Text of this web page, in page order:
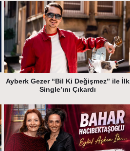
Ayberk Gezer “Bil Ki Değişmez” ile İlk
Single’ını Çıkardı